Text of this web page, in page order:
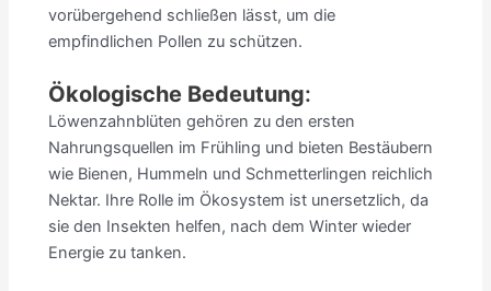
vorübergehend schließen lässt, um die
empfindlichen Pollen zu schützen.
Ökologische Bedeutung:
Löwenzahnblüten gehören zu den ersten
Nahrungsquellen im Frühling und bieten Bestäubern
wie Bienen, Hummeln und Schmetterlingen reichlich
Nektar. Ihre Rolle im Ökosystem ist unersetzlich, da
sie den Insekten helfen, nach dem Winter wieder
Energie zu tanken.